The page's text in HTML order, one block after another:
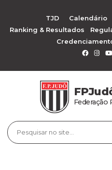
TJD Calendário
Ranking & Resultados
Federação